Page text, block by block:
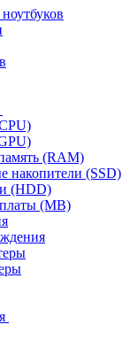
(RAM)
накопители (SSD)
(HDD)
(MB)